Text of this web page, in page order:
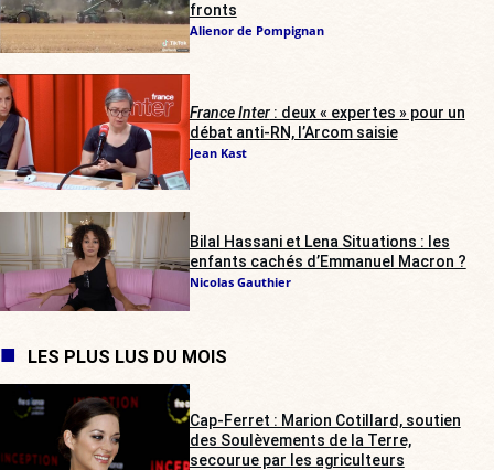
fronts
Alienor de Pompignan
France Inter: deux « expertes » pour un
débat anti-RN, l’Arcom saisie
Jean Kast
Bilal Hassani et Lena Situations : les
enfants cachés d’Emmanuel Macron ?
Nicolas Gauthier
LES PLUS LUS DU MOIS
Cap-Ferret : Marion Cotillard, soutien
des Soulèvements de la Terre,
secourue par les agriculteurs